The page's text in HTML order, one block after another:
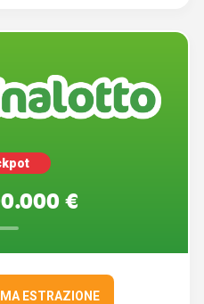
€
ESTRAZIONE